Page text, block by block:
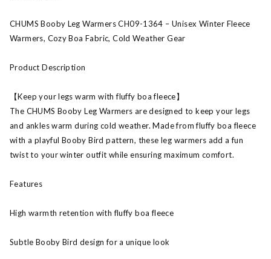
CHUMS Booby Leg Warmers CH09-1364 – Unisex Winter Fleece
Warmers, Cozy Boa Fabric, Cold Weather Gear
Product Description
【Keep your legs warm with fluffy boa fleece】
The CHUMS Booby Leg Warmers are designed to keep your legs
and ankles warm during cold weather. Made from fluffy boa fleece
with a playful Booby Bird pattern, these leg warmers add a fun
twist to your winter outfit while ensuring maximum comfort.
Features
High warmth retention with fluffy boa fleece
Subtle Booby Bird design for a unique look